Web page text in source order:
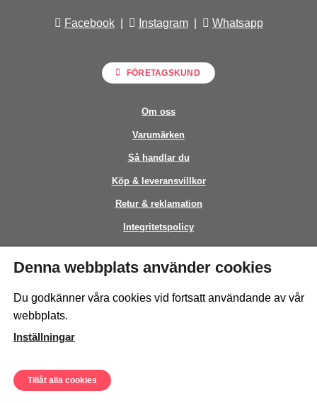
Facebook| Instagram| Whatsapp
FÖRETAGSKUND
Om oss
Varumärken
Så handlar du
Köp & leveransvillkor
Retur & reklamation
Integritetspolicy
Kontakt
This site is protected by reCAPTCHA and the GooglePrivacy Policyand
© Sweeto Scandinavia AB - All rights reserved.
Denna webbplats använder cookies
Du godkänner våra cookies vid fortsatt användande av vår
webbplats.
Inställningar
Tillåt alla cookies